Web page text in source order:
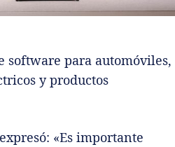
software para automóviles,
y productos
«Es importante